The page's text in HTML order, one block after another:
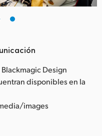
Design
disponibles en la
images